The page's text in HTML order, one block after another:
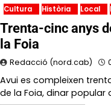
Cultura Història Local
Trenta-cinc anys
la Foia
Redacció (nord.cab)
Avui es compleixen
de la Foia, dinar popular